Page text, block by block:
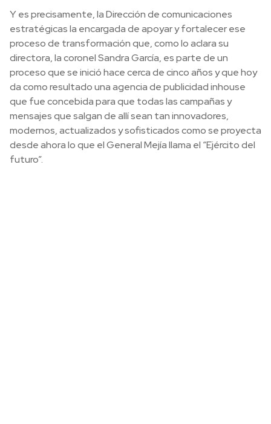
Y es precisamente, la Dirección de comunicaciones
estratégicas la encargada de apoyar y fortalecer ese
proceso de transformación que, como lo aclara su
directora, la coronel Sandra García, es parte de un
proceso que se inició hace cerca de cinco años y que hoy
da como resultado una agencia de publicidad inhouse
que fue concebida para que todas las campañas y
mensajes que salgan de allí sean tan innovadores,
modernos, actualizados y sofisticados como se proyecta
desde ahora lo que el General Mejía llama el “Ejército del
futuro”.